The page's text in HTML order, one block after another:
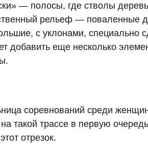
— полосы, где стволы
рельеф — поваленные
с уклонами,
еще несколько
соревнований среди
такой трассе в первую
отрезок.